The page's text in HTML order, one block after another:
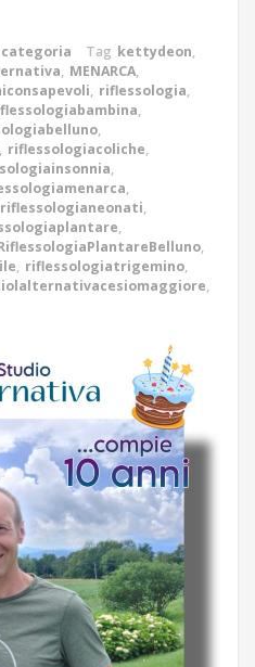
categoria Tag kettydeon,
, MENARCA,
, riflessologia,
,
,
, riflessologiacoliche,
,
,
riflessologianeonati,
,
,
, riflessologiatrigemino,
,